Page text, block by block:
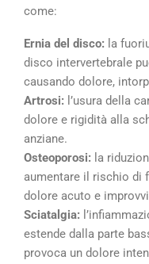
come:
Ernia del disco: la
disco intervertebrale
causando dolore,
Artrosi: l’usura della
dolore e rigidità alla
anziane.
Osteoporosi: la
aumentare il rischio di
dolore acuto e
Sciatalgia:
estende dalla parte
provoca un dolore